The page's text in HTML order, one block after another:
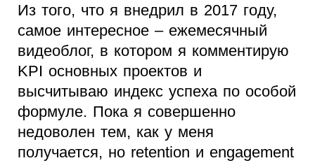
Из того, что я внедрил в 2017 году,
самое интересное – ежемесячный
видеоблог, в котором я комментирую
KPI основных проектов и
высчитываю индекс успеха по особой
формуле. Пока я совершенно
недоволен тем, как у меня
получается, но retention и engagement